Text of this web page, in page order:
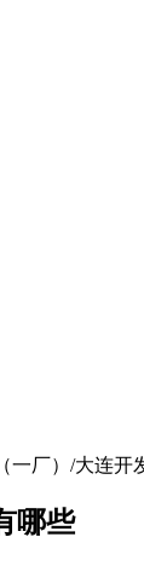
厂）/大连开
哪些